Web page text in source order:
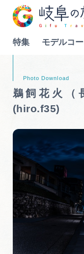
特集 モデルコ
特集
モデルコース
スポット・体
イベント
グルメ
Language
鵜飼花火（
(hiro.f35)